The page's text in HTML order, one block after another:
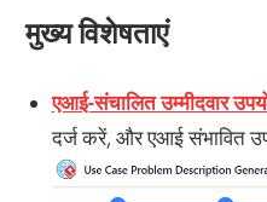
मुख्य विशेषताएं
एआई-संचालित उम्मीदवार
दर्ज करें, और एआई संभावित